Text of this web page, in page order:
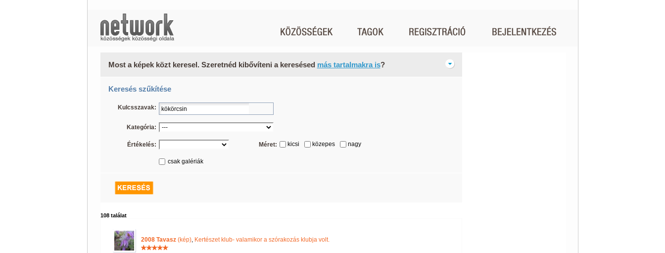
Most a képek közt keresel. Szeretnéd kibővíteni a keresésed más tartalmakra is?
Keresés szűkítése
Kulcsszavak:
Kategória:
Értékelés: Méret: kicsi közepes nagy
csak galériák
108 találat
2008 Tavasz(kép), Kertészet klub- valamikor a szórakozás klubja volt.